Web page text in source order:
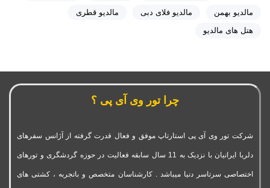
مالدیو بهمن مالدیو فلای دبی مالدیو قطری
هتل های مالدیو
چرا تور وی آی پی ؟
شرکت تور وی آی پی استارتاپ موفق و فعال قدرت گرفته از آژانس سفرهای
دلربا ایرانیان با نزدیک به 11 سال سابقه فعالیت در حوزه گردشگری و تورهای
اختصاصی سرتاسر دنیا میباشد . کارشناسان متخصص و باتجربه ، کشتی های